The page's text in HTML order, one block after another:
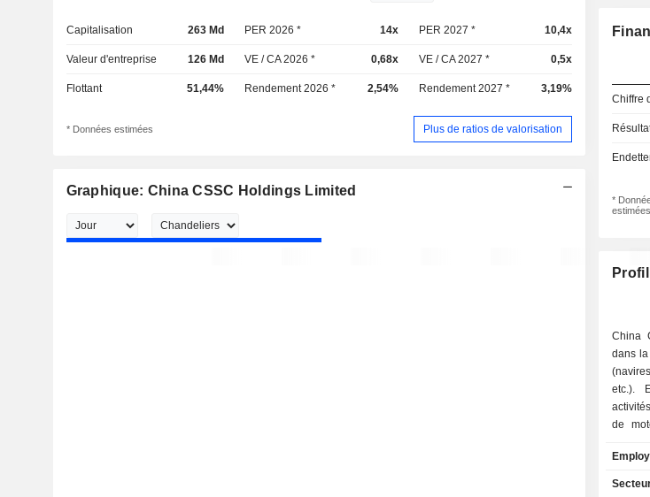
Capitalisation 263 Md PER 2026 * 14x PER 2027 * 10,4x
Valeur d'entreprise 126 Md VE / CA 2026 * 0,68x VE / CA 2027 * 0,5x
Flottant 51,44% Rendement 2026 * 2,54% Rendement 2027 * 3,19%
* Données estimées Plus de ratios de valorisation
Graphique: China CSSC Holdings Limited
Chiffre
*
estimées
China
dans
etc.).
de
des